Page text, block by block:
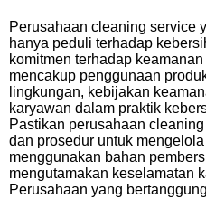
Perusahaan cleaning service
hanya peduli terhadap
komitmen terhadap
mencakup penggunaan
lingkungan, kebijakan
karyawan dalam praktik
Pastikan perusahaan
dan prosedur untuk
menggunakan bahan
mengutamakan keselamatan
Perusahaan yang